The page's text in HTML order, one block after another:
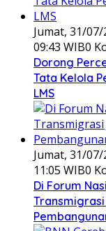
Jumat, 31/
09:43 WIB0
Dorong
Tata Kelola
LMS
Jumat, 31/
11:05 WIB0
Di Forum